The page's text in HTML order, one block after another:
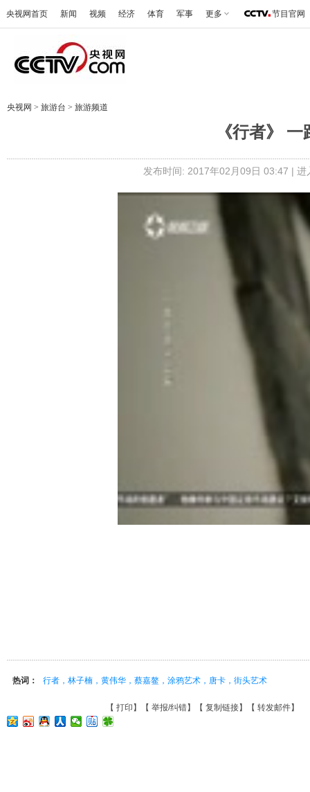
央视网首页 新闻 视频 经济 体育 军事 更多 节目官网
央视网 > 旅游台 > 旅游频道
《行者》
发布时间: 2017年02月09日 03:47 | 进
热词： 行者，林子楠，黄伟华，蔡嘉鳌，涂鸦艺术，唐卡，街头艺术
【 打印 】【 举报/纠错】【 复制链接】【 转发邮件】